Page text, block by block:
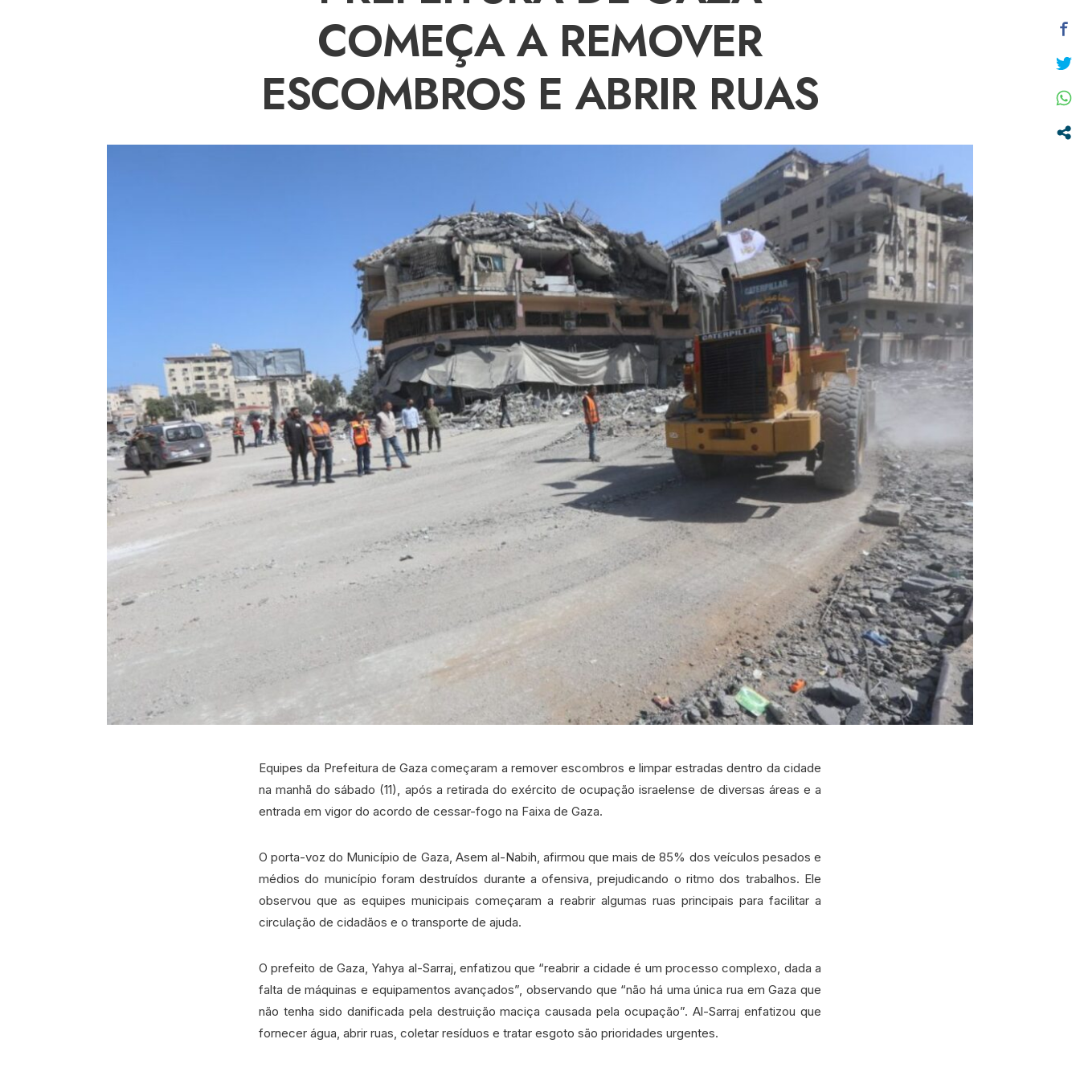
COMEÇA A REMOVER
ESCOMBROS E ABRIR RUAS
Equipes da Prefeitura de Gaza começaram a remover escombros e limpar estradas dentro da cidade
na manhã do sábado (11), após a retirada do exército de ocupação israelense de diversas áreas e a
entrada em vigor do acordo de cessar-fogo na Faixa de Gaza.
O porta-voz do Município de Gaza, Asem al-Nabih, afirmou que mais de 85% dos veículos pesados e
médios do município foram destruídos durante a ofensiva, prejudicando o ritmo dos trabalhos. Ele
observou que as equipes municipais começaram a reabrir algumas ruas principais para facilitar a
circulação de cidadãos e o transporte de ajuda.
O prefeito de Gaza, Yahya al-Sarraj, enfatizou que “reabrir a cidade é um processo complexo, dada a
falta de máquinas e equipamentos avançados”, observando que “não há uma única rua em Gaza que
não tenha sido danificada pela destruição maciça causada pela ocupação”. Al-Sarraj enfatizou que
fornecer água, abrir ruas, coletar resíduos e tratar esgoto são prioridades urgentes.